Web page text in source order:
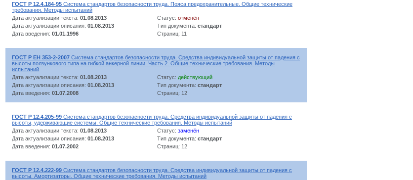
ГОСТ Р 12.4.184-95 Система стандартов безопасности труда. Пояса предохранительные. Общие технические
требования. Методы испытаний
Дата актуализации текста: 01.08.2013 Статус: отменён
Дата актуализации описания: 01.08.2013 Тип документа: стандарт
Дата введения: 01.01.1996 Страниц: 11
ГОСТ Р ЕН 353-2-2007 Система стандартов безопасности труда. Средства индивидуальной защиты от падения с
высоты ползункового типа на гибкой анкерной линии. Часть 2. Общие технические требования. Методы
испытаний
Дата актуализации текста: 01.08.2013 Статус: действующий
Дата актуализации описания: 01.08.2013 Тип документа: стандарт
Дата введения: 01.07.2008 Страниц: 12
ГОСТ Р 12.4.205-99 Система стандартов безопасности труда. Средства индивидуальной защиты от падения с
высоты, удерживающие системы. Общие технические требования. Методы испытаний
Дата актуализации текста: 01.08.2013 Статус: заменён
Дата актуализации описания: 01.08.2013 Тип документа: стандарт
Дата введения: 01.07.2002 Страниц: 12
ГОСТ Р 12.4.222-99 Система стандартов безопасности труда. Средства индивидуальной защиты от падения с
высоты. Амортизаторы. Общие технические требования. Методы испытаний